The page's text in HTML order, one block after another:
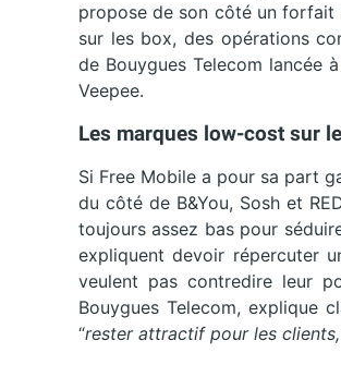
propose de son côté un forfait
sur les box, des opérations
de Bouygues Telecom lancée
Veepee.
Les marques low-cost sur
Si Free Mobile a pour sa part
du côté de B&You, Sosh et
toujours assez bas pour
expliquent devoir répercuter
veulent pas contredire leur
Bouygues Telecom, explique
“rester attractif pour les